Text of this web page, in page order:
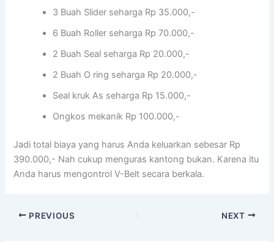
3 Buah Slider seharga Rp 35.000,-
6 Buah Roller seharga Rp 70.000,-
2 Buah Seal seharga Rp 20.000,-
2 Buah O ring seharga Rp 20.000,-
Seal kruk As seharga Rp 15.000,-
Ongkos mekanik Rp 100.000,-
Jadi total biaya yang harus Anda keluarkan sebesar Rp
390.000,- Nah cukup menguras kantong bukan. Karena itu
Anda harus mengontrol V-Belt secara berkala.
PREVIOUS NEXT